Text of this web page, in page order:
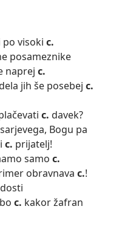
visoki c.
posameznike
naprej c.
jih še posebej c.
c. davek?
Bogu pa
c. prijatelj!
samo c.
obravnava c.!
c. kakor žafran